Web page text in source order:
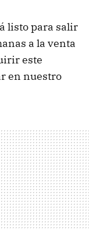
listo para salir
a la venta
este
en nuestro